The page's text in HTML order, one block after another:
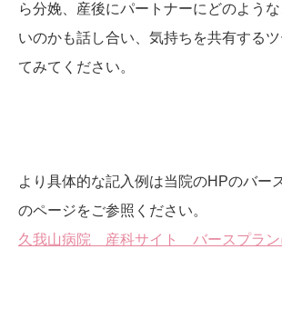
ら分娩、産後にパートナーにどのよう
いのかも話し合い、気持ちを共有する
てみてください。
より具体的な記入例は当院のHPのバー
のページをご参照ください。
久我山病院 産科サイト バースプラン